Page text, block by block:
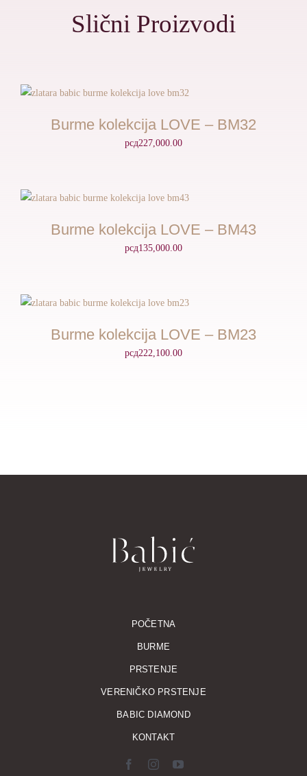
Slični Proizvodi
Burme kolekcija LOVE – BM32
рсд227,000.00
Burme kolekcija LOVE – BM43
рсд135,000.00
Burme kolekcija LOVE – BM23
рсд222,100.00
POČETNA
BURME
PRSTENJE
VERENIČKO PRSTENJE
BABIC DIAMOND
KONTAKT